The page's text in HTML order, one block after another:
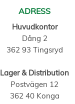
ADRESS
Huvudkontor
Dång 2
362 93 Tingsryd
Lager & Distribution
Postvägen 12
362 40 Konga